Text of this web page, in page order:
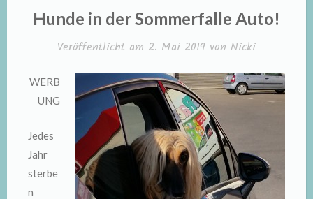
Hunde in der Sommerfalle Auto!
Veröffentlicht am 2. Mai 2019 von Nicki
WERB
UNG
Jedes
Jahr
sterbe
n